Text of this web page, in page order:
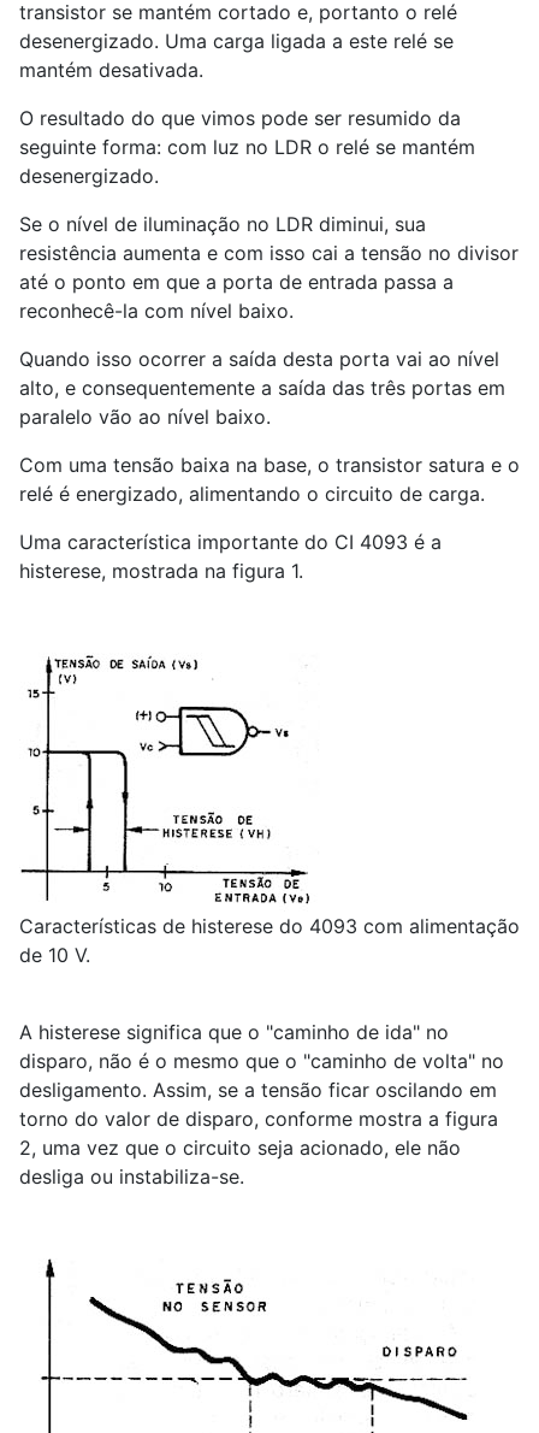
transistor se mantém cortado e, portanto o relé
desenergizado. Uma carga ligada a este relé se
mantém desativada.
O resultado do que vimos pode ser resumido da
seguinte forma: com luz no LDR o relé se mantém
desenergizado.
Se o nível de iluminação no LDR diminui, sua
resistência aumenta e com isso cai a tensão no divisor
até o ponto em que a porta de entrada passa a
reconhecê-la com nível baixo.
Quando isso ocorrer a saída desta porta vai ao nível
alto, e consequentemente a saída das três portas em
paralelo vão ao nível baixo.
Com uma tensão baixa na base, o transistor satura e o
relé é energizado, alimentando o circuito de carga.
Uma característica importante do CI 4093 é a
histerese, mostrada na figura 1.
Características de histerese do 4093 com alimentação
de 10 V.
A histerese significa que o "caminho de ida" no
disparo, não é o mesmo que o "caminho de volta" no
desligamento. Assim, se a tensão ficar oscilando em
torno do valor de disparo, conforme mostra a figura
2, uma vez que o circuito seja acionado, ele não
desliga ou instabiliza-se.